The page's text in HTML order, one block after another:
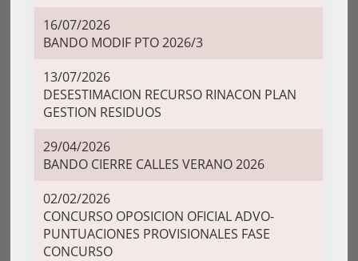
16/07/2026
BANDO MODIF PTO 2026/3
13/07/2026
DESESTIMACION RECURSO RINACON PLAN
GESTION RESIDUOS
29/04/2026
BANDO CIERRE CALLES VERANO 2026
02/02/2026
CONCURSO OPOSICION OFICIAL ADVO-
PUNTUACIONES PROVISIONALES FASE
CONCURSO